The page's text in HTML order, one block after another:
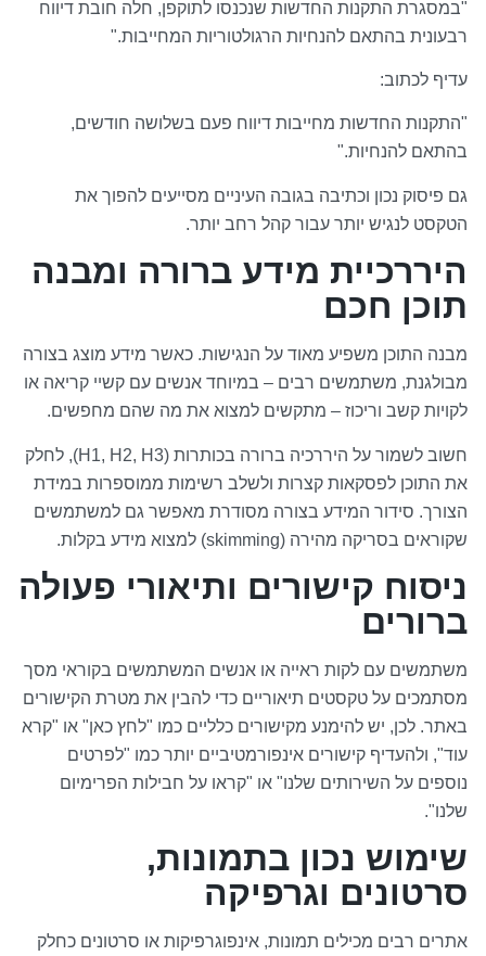
"במסגרת התקנות החדשות שנכנסו לתוקפן, חלה חובת דיווח
רבעונית בהתאם להנחיות הרגולטוריות המחייבות."
עדיף לכתוב:
"התקנות החדשות מחייבות דיווח פעם בשלושה חודשים,
בהתאם להנחיות."
גם פיסוק נכון וכתיבה בגובה העיניים מסייעים להפוך את
הטקסט לנגיש יותר עבור קהל רחב יותר.
היררכיית מידע ברורה ומבנה
תוכן חכם
מבנה התוכן משפיע מאוד על הנגישות. כאשר מידע מוצג בצורה
מבולגנת, משתמשים רבים – במיוחד אנשים עם קשיי קריאה או
לקויות קשב וריכוז – מתקשים למצוא את מה שהם מחפשים.
חשוב לשמור על היררכיה ברורה בכותרות (H1, H2, H3), לחלק
את התוכן לפסקאות קצרות ולשלב רשימות ממוספרות במידת
הצורך. סידור המידע בצורה מסודרת מאפשר גם למשתמשים
שקוראים בסריקה מהירה (skimming) למצוא מידע בקלות.
ניסוח קישורים ותיאורי פעולה
ברורים
משתמשים עם לקות ראייה או אנשים המשתמשים בקוראי מסך
מסתמכים על טקסטים תיאוריים כדי להבין את מטרת הקישורים
באתר. לכן, יש להימנע מקישורים כלליים כמו "לחץ כאן" או "קרא
עוד", ולהעדיף קישורים אינפורמטיביים יותר כמו "לפרטים
נוספים על השירותים שלנו" או "קראו על חבילות הפרימיום
שלנו".
שימוש נכון בתמונות,
סרטונים וגרפיקה
אתרים רבים מכילים תמונות, אינפוגרפיקות או סרטונים כחלק